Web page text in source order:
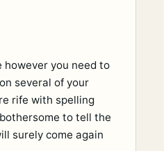
you need to
several of your
rife with spelling
to tell the
surely come again